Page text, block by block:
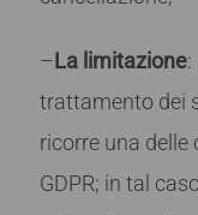
–La limitazione
trattamento dei
ricorre una delle
GDPR; in tal